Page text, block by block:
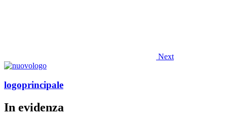
Next
logoprincipale
In evidenza